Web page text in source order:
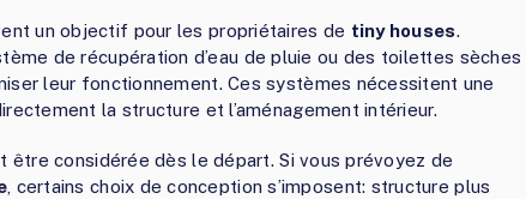
un objectif pour les propriétaires de tiny houses.
de récupération d’eau de pluie ou des toilettes sèches
leur fonctionnement. Ces systèmes nécessitent une
la structure et l’aménagement intérieur.
considérée dès le départ. Si vous prévoyez de
, certains choix de conception s’imposent: structure plus